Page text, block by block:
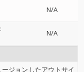
N/A
N/A
ジョンしたアウトサイ